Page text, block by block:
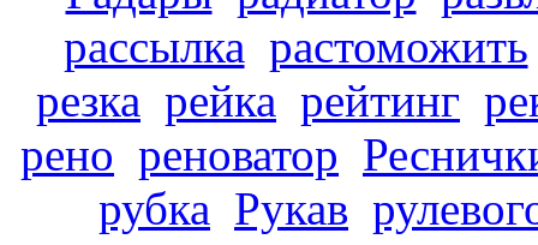
рассылка растоможить
резка рейка рейтинг
рено реноватор
рубка Рукав